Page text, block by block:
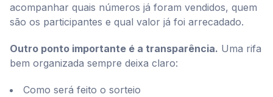
acompanhar quais números já foram vendidos, quem
são os participantes e qual valor já foi arrecadado.
Outro ponto importante é a transparência. Uma rifa
bem organizada sempre deixa claro:
Como será feito o sorteio